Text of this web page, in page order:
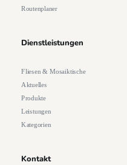
Routenplaner
Dienstleistungen
Fliesen & Mosaiktische
Aktuelles
Produkte
Leistungen
Kategorien
Kontakt